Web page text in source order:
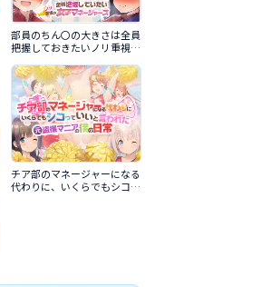
部員のちん〇の大きさは全員
把握しておきたいノリ重視の
チア部のマネージャーになる
代わりに、いくらでもシコっ